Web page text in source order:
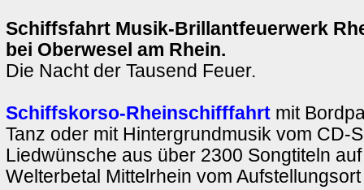
Schiffsfahrt Musik-Brillantfeuerwerk
bei Oberwesel am Rhein.
Die Nacht der Tausend Feuer.
Schiffskorso-Rheinschifffahrt mit
Tanz oder mit Hintergrundmusik vom CD-
Liedwünsche aus über 2300 Songtiteln
Welterbetal Mittelrhein vom